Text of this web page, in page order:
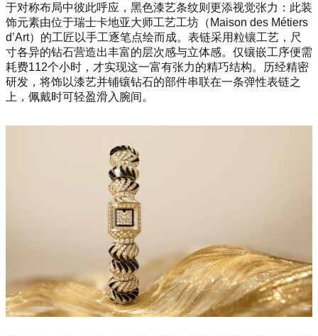
于对称布局中彼此呼应，黑色漆艺条纹则更添视觉张力：此装
饰元素由位于瑞士卡地亚大师工艺工坊（Maison des Métiers
d’Art）的工匠以手工逐笔点绘而成。表链采用粒镶工艺，尺
寸各异的钻石营造出丰富的层次感与立体感。仅镶嵌工序便需
耗费112个小时，才实现这一富有张力的精巧结构。历经精密
研发，将饰以漆艺并铺镶钻石的部件串联在一条弹性表链之
上，佩戴时可轻盈滑入腕间。